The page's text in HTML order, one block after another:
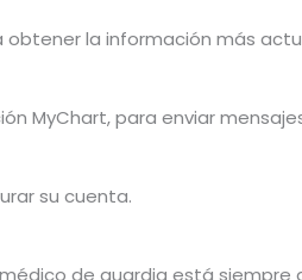
la información más
MyChart, para enviar
su cuenta.